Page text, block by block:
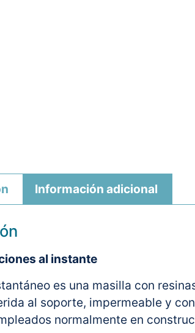
Información adicional
al instante
es una masilla con
al soporte, impermeable y
normalmente en